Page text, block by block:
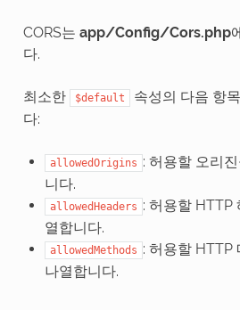
CORS는 app/Config/Cors.php
다.
최소한 $default
속성의 다음 항
다:
allowedOrigins : 허용할 오리
니다.
allowedHeaders : 허용할 HTTP
열합니다.
allowedMethods : 허용할 HTTP
나열합니다.